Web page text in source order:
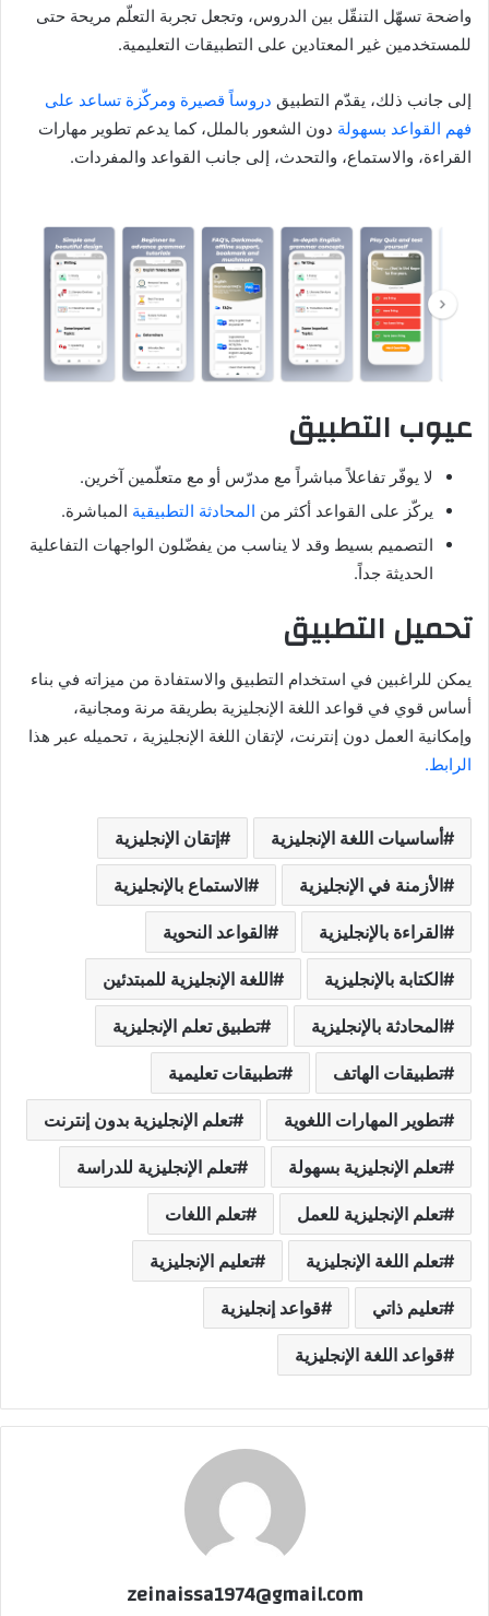
واضحة تسهّل التنقّل بين الدروس، وتجعل تجربة التعلّم مريحة حتى
للمستخدمين غير المعتادين على التطبيقات التعليمية.
إلى جانب ذلك، يقدّم التطبيق دروساً قصيرة ومركّزة تساعد على
فهم القواعد بسهولة دون الشعور بالملل، كما يدعم تطوير مهارات
القراءة، والاستماع، والتحدث، إلى جانب القواعد والمفردات.
عيوب التطبيق
لا يوفّر تفاعلاً مباشراً مع مدرّس أو مع متعلّمين آخرين.
يركّز على القواعد أكثر من المحادثة التطبيقية المباشرة.
التصميم بسيط وقد لا يناسب من يفضّلون الواجهات التفاعلية
الحديثة جداً.
تحميل التطبيق
يمكن للراغبين في استخدام التطبيق والاستفادة من ميزاته في بناء
أساس قوي في قواعد اللغة الإنجليزية بطريقة مرنة ومجانية،
وإمكانية العمل دون إنترنت، لإتقان اللغة الإنجليزية ، تحميله عبر هذا
الرابط.
أساسيات اللغة الإنجليزية إتقان الإنجليزية
الأزمنة في الإنجليزية الاستماع بالإنجليزية
القراءة بالإنجليزية القواعد النحوية
الكتابة بالإنجليزية اللغة الإنجليزية للمبتدئين
المحادثة بالإنجليزية تطبيق تعلم الإنجليزية
تطبيقات الهاتف تطبيقات تعليمية
تطوير المهارات اللغوية تعلم الإنجليزية بدون إنترنت
تعلم الإنجليزية بسهولة تعلم الإنجليزية للدراسة
تعلم الإنجليزية للعمل تعلم اللغات
تعلم اللغة الإنجليزية تعليم الإنجليزية
تعليم ذاتي قواعد إنجليزية
قواعد اللغة الإنجليزية
zeinaissa1974@gmail.com